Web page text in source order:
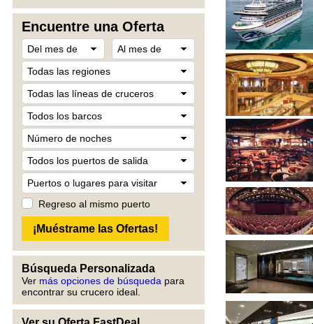
Encuentre una Oferta
Regreso al mismo puerto
Búsqueda Personalizada
Ver más opciones de búsqueda para
encontrar su crucero ideal.